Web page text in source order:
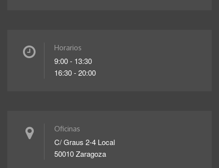
Horarios
9:00 - 13:30
16:30 - 20:00
Oficinas
C/ Graus 2-4 Local
50010 Zaragoza